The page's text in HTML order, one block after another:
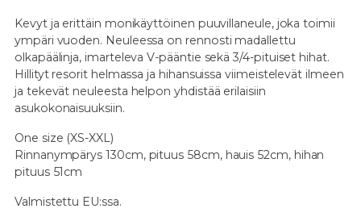
Kevyt ja erittäin monikäyttöinen puuvillaneule, joka toimii
ympäri vuoden. Neuleessa on rennosti madallettu
olkapäälinja, imarteleva V-pääntie sekä 3/4-pituiset hihat.
Hillityt resorit helmassa ja hihansuissa viimeistelevät ilmeen
ja tekevät neuleesta helpon yhdistää erilaisiin
asukokonaisuuksiin.
One size (XS-XXL)
Rinnanympärys 130cm, pituus 58cm, hauis 52cm, hihan
pituus 51cm
Valmistettu EU:ssa.